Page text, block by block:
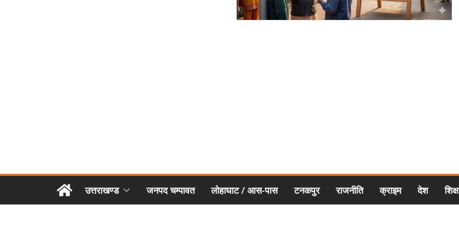
उत्तराखण्ड जनपद चम्पावत लोहाघाट / आस-पास टनकपुर राजनीति क्राइम देश